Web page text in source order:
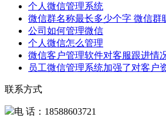
个人微信管理系统
微信群名称最长多少个字 微信群
公司如何管理微信
个人微信怎么管理
微信客户管理软件对客服跟进情
员工微信管理系统加强了对客户
联系方式
电 话：18588603721